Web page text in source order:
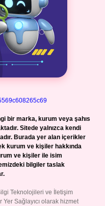
bir marka, kurum veya şahıs
Sitede yalnızca kendi
Burada yer alan içerikler
kurum ve kişiler hakkında
ve kişiler ile isim
bilgiler taslak
Teknolojileri ve İletişim
Yer Sağlayıcı olarak hizmet